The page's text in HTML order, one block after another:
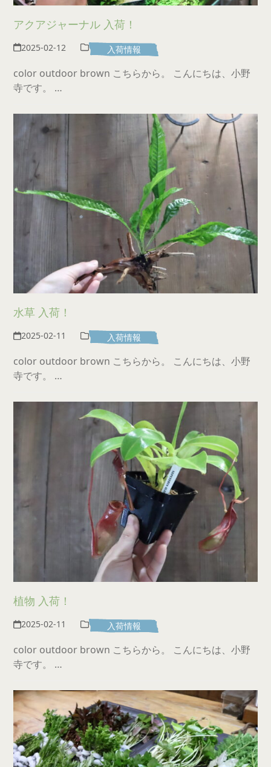
アクアジャーナル 入荷！
2025-02-12 入荷情報
color outdoor brown こちらから。 こんにちは、小野
寺です。 …
水草 入荷！
2025-02-11 入荷情報
color outdoor brown こちらから。 こんにちは、小野
寺です。 …
植物 入荷！
2025-02-11 入荷情報
color outdoor brown こちらから。 こんにちは、小野
寺です。 …